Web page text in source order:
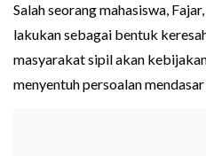
Salah seorang mahasiswa,
lakukan sebagai bentuk
masyarakat sipil akan
menyentuh persoalan